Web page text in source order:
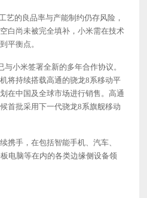
艺的良品率与产能制约仍存风险，
白尚未被完全填补，小米需在技术
平衡点。
小米签署全新的多年合作协议。
将持续搭载高通的骁龙8系移动平
在中国及全球市场进行销售。高通
首批采用下一代骁龙8系旗舰移动
携手，在包括智能手机、汽车、
电脑等在内的各类边缘侧设备领